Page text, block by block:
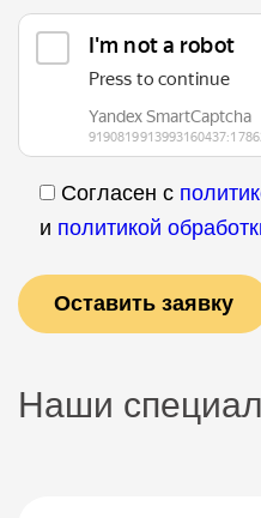
Согласен с
и политикой
Наши